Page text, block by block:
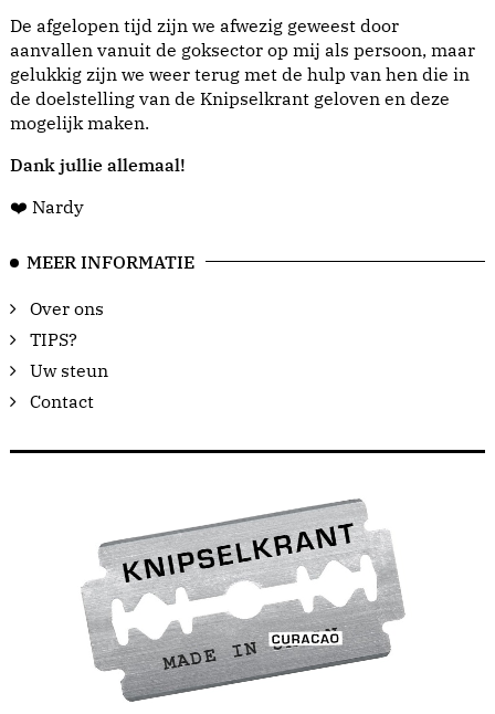
De afgelopen tijd zijn we afwezig geweest door
aanvallen vanuit de goksector op mij als persoon, maar
gelukkig zijn we weer terug met de hulp van hen die in
de doelstelling van de Knipselkrant geloven en deze
mogelijk maken.
Dank jullie allemaal!
❤️ Nardy
MEER INFORMATIE
Over ons
TIPS?
Uw steun
Contact